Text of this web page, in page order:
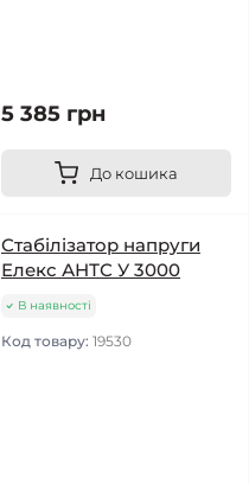
5 385 грн
До кошика
Стабілізатор напруги
Елекс АНТС У 3000
В наявності
Код товару: 19530